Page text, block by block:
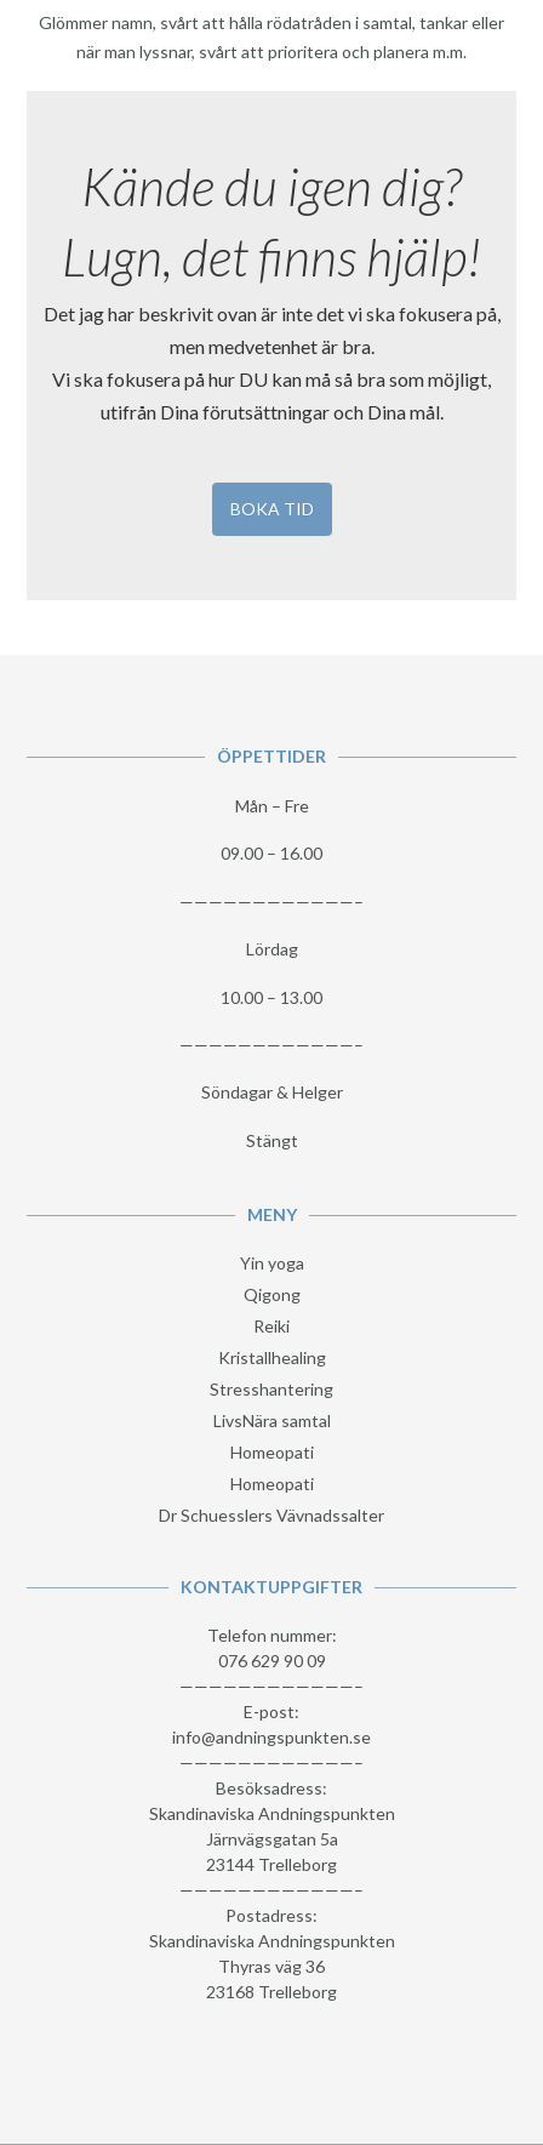
Glömmer namn, svårt att hålla rödatråden i samtal, tankar eller
när man lyssnar, svårt att prioritera och planera m.m.
Kände du igen dig?
Lugn, det finns hjälp!
Det jag har beskrivit ovan är inte det vi ska fokusera på,
men medvetenhet är bra.
Vi ska fokusera på hur DU kan må så bra som möjligt,
utifrån Dina förutsättningar och Dina mål.
BOKA TID
ÖPPETTIDER
Mån – Fre
09.00 – 16.00
————————————–
Lördag
10.00 – 13.00
————————————–
Söndagar & Helger
Stängt
MENY
Yin yoga
Qigong
Reiki
Kristallhealing
Stresshantering
LivsNära samtal
Homeopati
Homeopati
Dr Schuesslers Vävnadssalter
KONTAKTUPPGIFTER
Telefon nummer:
076 629 90 09
————————————–
E-post:
info@andningspunkten.se
————————————–
Besöksadress:
Skandinaviska Andningspunkten
Järnvägsgatan 5a
23144 Trelleborg
————————————–
Postadress:
Skandinaviska Andningspunkten
Thyras väg 36
23168 Trelleborg